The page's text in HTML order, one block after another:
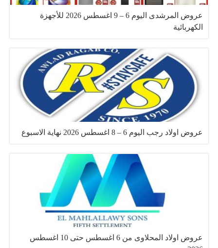
عروض المرشدى اليوم 6 – 9 اغسطس 2026 للأجهزة
الكهربائية
عروض اولاد رجب اليوم 6 – 8 اغسطس 2026 نهاية الاسبوع
عروض اولاد المحلاوى من 6 اغسطس حتى 10 اغسطس